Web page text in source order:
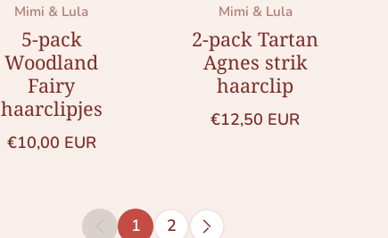
Merk:
Mimi & Lula
5-pack
Woodland
Fairy
haarclipjes
Normale prijs
€10,00 EUR
Merk:
Mimi & Lula
2-pack Tartan
Agnes strik
haarclip
Normale prijs
€12,50 EUR
1 2